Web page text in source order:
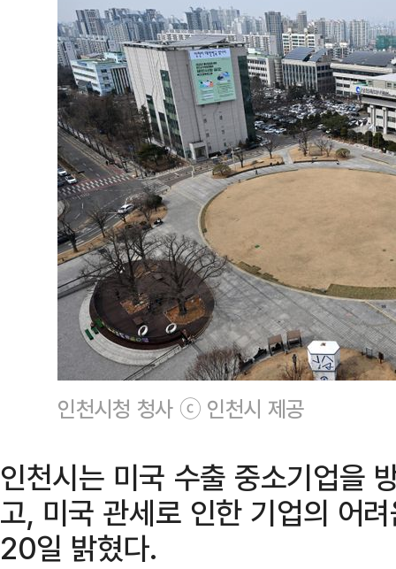
인천시청 청사 ⓒ 인천시 제공
인천시는 미국 수출 중소기업을
고, 미국 관세로 인한 기업의 어
20일 밝혔다.